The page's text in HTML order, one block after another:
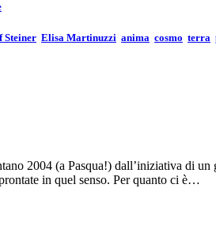
Steiner Elisa Martinuzzi anima cosmo terra
2004 (a Pasqua!) dall’iniziativa di
in quel senso. Per quanto ci è…